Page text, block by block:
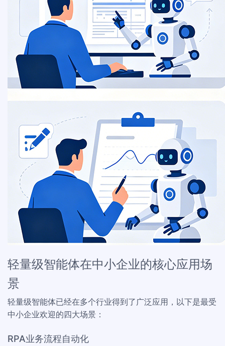
轻量级智能体在中小企业的核心应用场
景
轻量级智能体已经在多个行业得到了广泛应用，以下是最受
中小企业欢迎的四大场景：
RPA业务流程自动化